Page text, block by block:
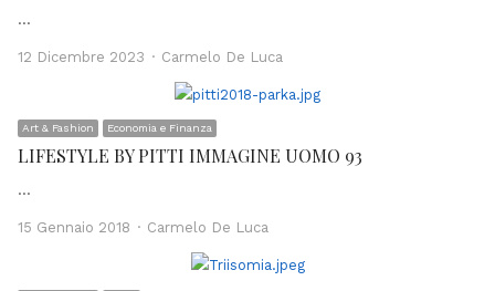
…
12 Dicembre 2023 Author
Carmelo De Luca
Art & Fashion Economia e Finanza
LIFESTYLE BY PITTI IMMAGINE UOMO 93
…
15 Gennaio 2018 Author
Carmelo De Luca